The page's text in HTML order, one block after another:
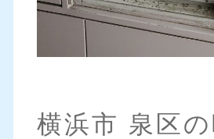
横浜市 泉区